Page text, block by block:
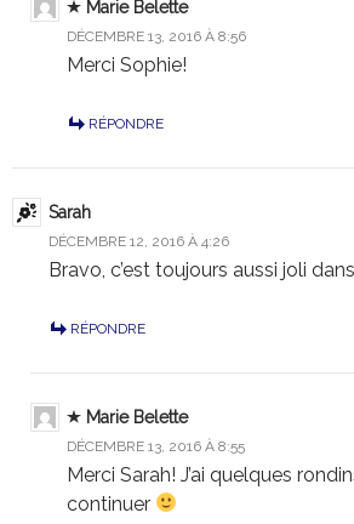
Marie Belette
DÉCEMBRE 13, 2016 À 8:56
Merci Sophie!
RÉPONDRE
Sarah
DÉCEMBRE 12, 2016 À 4:26
Bravo, c’est toujours aussi joli
RÉPONDRE
Marie Belette
DÉCEMBRE 13, 2016 À 8:55
Merci Sarah! J’ai quelques
continuer